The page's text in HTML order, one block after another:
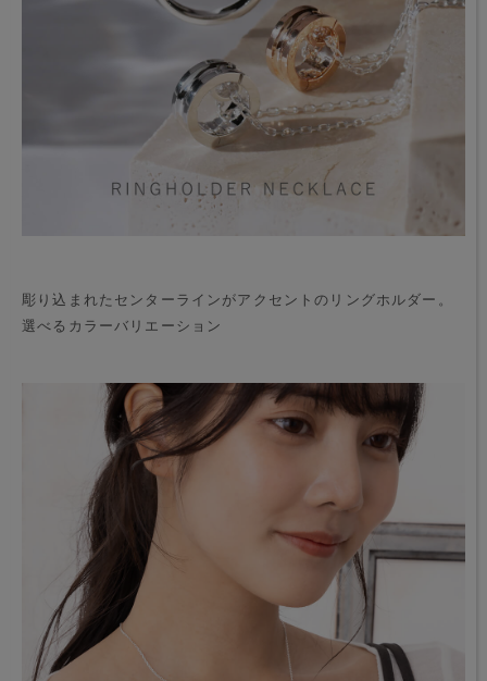
彫り込まれたセンターラインがアクセントのリングホルダー。
選べるカラーバリエーション